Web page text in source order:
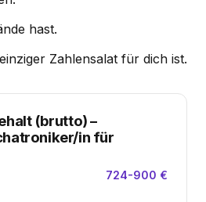
hast.
Zahlensalat für dich ist.
(brutto)–
in für
724-900 €